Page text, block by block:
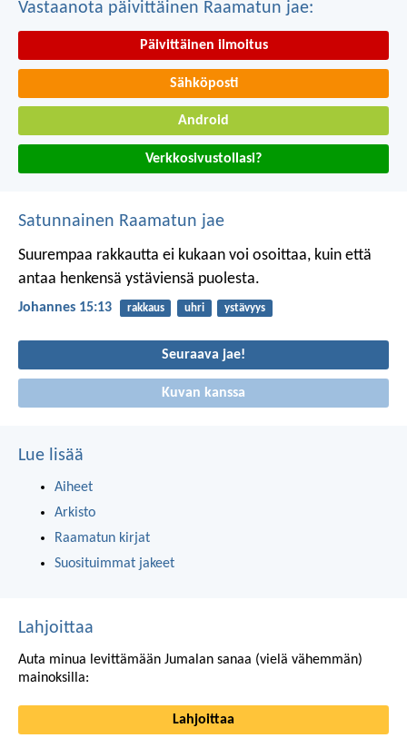
Vastaanota päivittäinen Raamatun jae:
Päivittäinen ilmoitus
Sähköposti
Android
Verkkosivustollasi?
Satunnainen Raamatun jae
Suurempaa rakkautta ei kukaan voi osoittaa, kuin että
antaa henkensä ystäviensä puolesta.
Johannes 15:13 rakkaus uhri ystävyys
Seuraava jae!
Kuvan kanssa
Lue lisää
Aiheet
Arkisto
Raamatun kirjat
Suosituimmat jakeet
Lahjoittaa
Auta minua levittämään Jumalan sanaa (vielä vähemmän)
mainoksilla:
Lahjoittaa